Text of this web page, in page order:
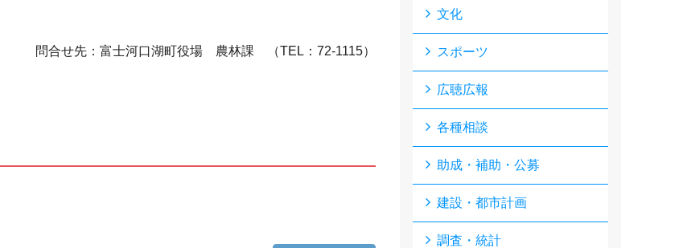
問合せ先：富士河口湖町役場 農林課 （TEL ： 72‐1115）
文化
スポーツ
広聴広報
各種相談
助成・補助・公募
建設・都市計画
調査・統計